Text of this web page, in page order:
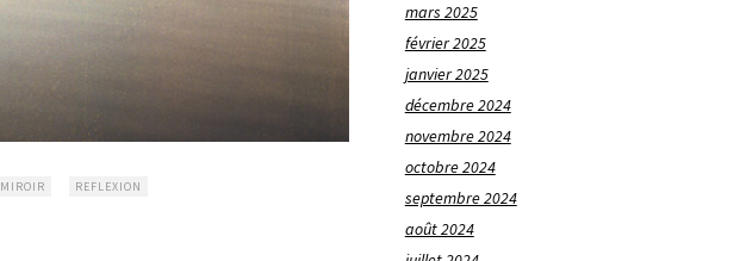
MIROIR REFLEXION
mars 2025
février 2025
janvier 2025
décembre 2024
novembre 2024
octobre 2024
septembre 2024
août 2024